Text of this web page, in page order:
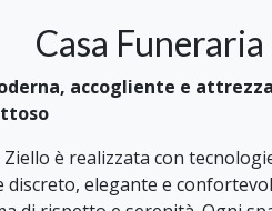
Casa
accogliente e
Ziello è realizzata con
discreto, elegante e